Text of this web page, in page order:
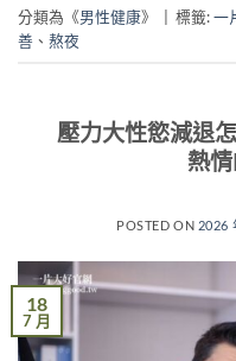
分類為《男性健康》 標籤:一
善 、 熬夜
壓力大性慾減退
熱
POSTED ON 2026
18
7 月